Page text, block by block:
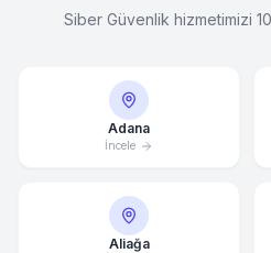
Siber Güvenlik hizmetimizi
Adana
İncele
Aliağa